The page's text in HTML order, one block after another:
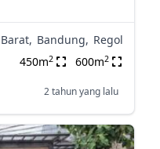
Bandung, Regol
450m2 600m2
2 tahun yang lalu